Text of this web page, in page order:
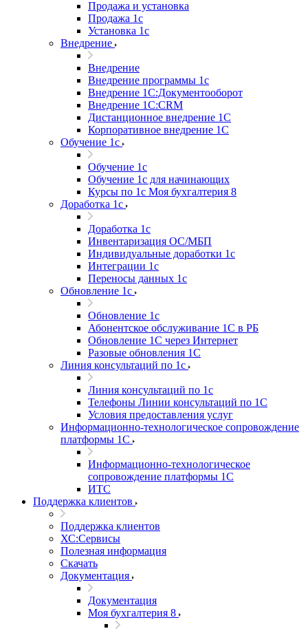
Продажа и установка
Продажа 1с
Установка 1с
Внедрение
Внедрение
Внедрение программы 1с
Внедрение 1С:Документооборот
Внедрение 1С:CRM
Дистанционное внедрение 1С
Корпоративное внедрение 1С
Обучение 1с
Обучение 1с
Обучение 1с для начинающих
Курсы по 1с Моя бухгалтерия 8
Доработка 1с
Доработка 1с
Инвентаризация ОС/МБП
Индивидуальные доработки 1с
Интеграции 1с
Переносы данных 1с
Обновление 1с
Обновление 1с
Абонентское обслуживание 1С в РБ
Обновление 1С через Интернет
Разовые обновления 1С
Линия консультаций по 1с
Линия консультаций по 1с
Телефоны Линии консультаций по 1С
Условия предоставления услуг
Информационно-технологическое сопровождение
платформы 1С
Информационно-технологическое
сопровождение платформы 1С
ИТС
Поддержка клиентов
Поддержка клиентов
ХС:Сервисы
Полезная информация
Скачать
Документация
Документация
Моя бухгалтерия 8